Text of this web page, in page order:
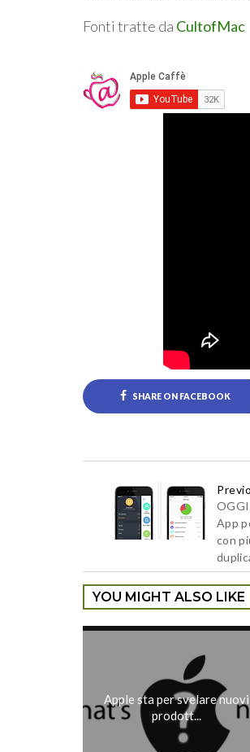
Fonti tratte da CultofMac
SHARE ON FACEBOOK
App
con
YOU MIGHT ALSO LIKE
Apple sta per svelare nuovi
prodott...